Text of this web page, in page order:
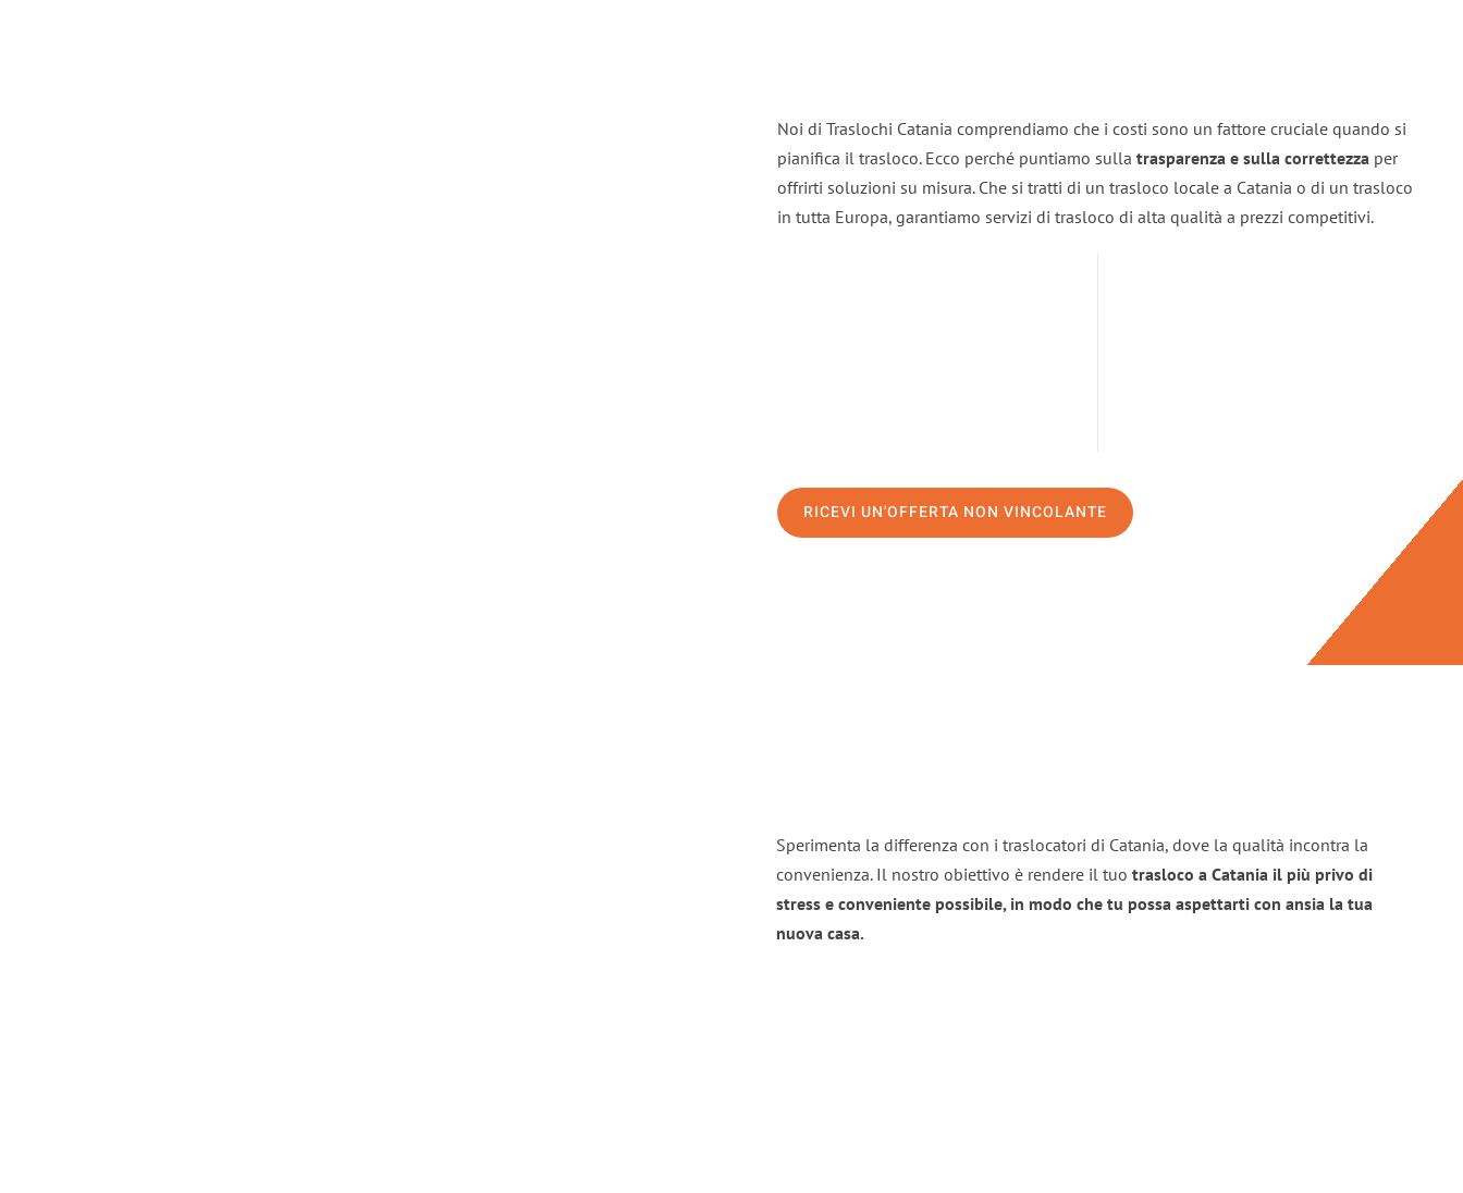
Noi di Traslochi Catania comprendiamo che i costi sono un fattore cruciale quando si
pianifica il trasloco. Ecco perché puntiamo sulla trasparenza e sulla correttezza per
offrirti soluzioni su misura. Che si tratti di un trasloco locale a Catania o di un trasloco
in tutta Europa, garantiamo servizi di trasloco di alta qualità a prezzi competitivi.
RICEVI UN'OFFERTA NON VINCOLANTE
Sperimenta la differenza con i traslocatori di Catania, dove la qualità incontra la
convenienza. Il nostro obiettivo è rendere il tuo trasloco a Catania il più privo di
stress e conveniente possibile, in modo che tu possa aspettarti con ansia la tua
nuova casa.